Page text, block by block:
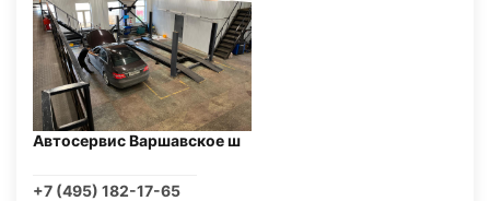
Автосервис Варшавское ш
+7 (495) 182-17-65